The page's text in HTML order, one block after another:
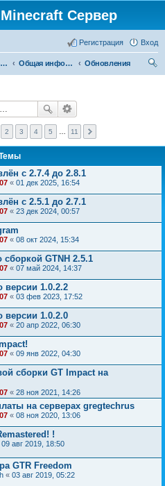
Сервер
Вход
Регистрация
Форум сервера Minecraft Gregtech 1.7.10 Общая информация
Обновления
2 3 4 5 11
с 2.7.4 до 2.8.1
« 01 дек 2025, 16:54
с 2.5.1 до 2.7.1
« 23 дек 2024, 00:57
« 08 окт 2024, 15:34
GTNH 2.5.1
« 07 май 2024, 14:37
версии 1.0.2.2
« 03 фев 2023, 17:52
версии 1.0.2.0
« 20 апр 2022, 06:30
« 09 янв 2022, 04:30
сборки GT Impact на
« 28 ноя 2021, 14:26
на серверах gregtechrus
« 08 ноя 2020, 13:06
!
09 авг 2019, 18:50
GTR Freedom
« 03 авг 2019, 05:22